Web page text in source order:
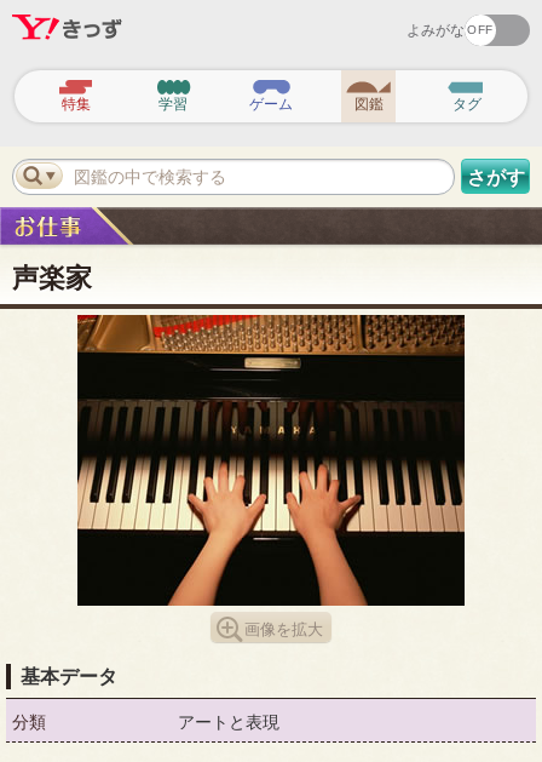
よみがな
ビ
ゲ
ー
シ
ョ
ン
特集 学習 ゲーム 図鑑 タグ
図鑑の中で検索する さがす
声楽家
画像を拡大
基本データ
分類 アートと表現